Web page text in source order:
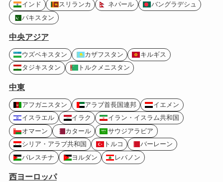
インド スリランカ ネパール
バングラデシュ
パキスタン
中央アジア
ウズベキスタン カザフスタン
キルギス
タジキスタン
トルクメニスタン
中東
アフガニスタン アラブ首長国連邦
イエメン
イスラエル
イラク
イラン・イスラム共和国
オマーン
カタール
サウジアラビア
シリア・アラブ共和国
トルコ
バーレーン
パレスチナ
ヨルダン レバノン
西ヨーロッパ